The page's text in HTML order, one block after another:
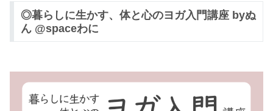
◎暮らしに生かす、体と心のヨガ入門講座 byぬ
ん @spaceわに